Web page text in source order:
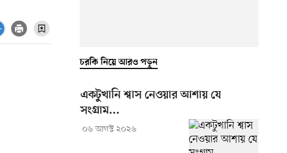
চরকি নিয়ে আরও পড়ুন
একটুখানি শ্বাস নেওয়ার আশায় যে
সংগ্রাম...
০৬ আগস্ট ২০২৬